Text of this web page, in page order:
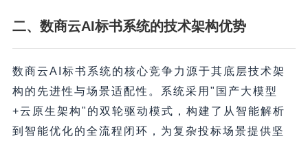
二、数商云AI标书系统的技术架构优势
数商云AI标书系统的核心竞争力源于其底层技术架
构的先进性与场景适配性。系统采用"国产大模型
+云原生架构"的双轮驱动模式，构建了从智能解析
到智能优化的全流程闭环，为复杂投标场景提供坚